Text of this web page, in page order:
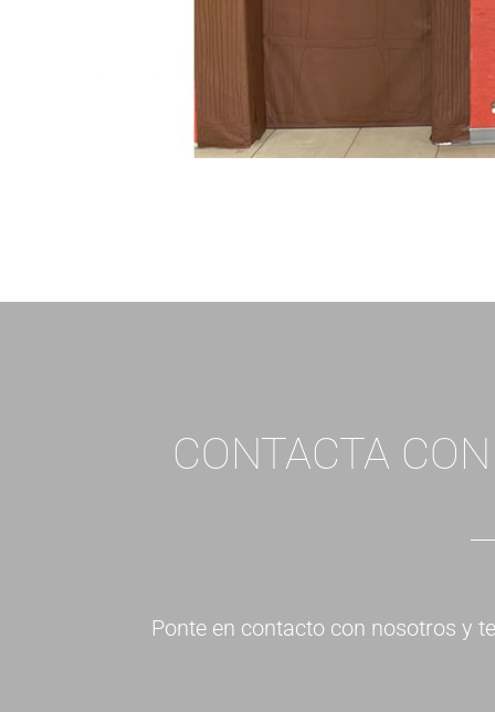
CONTACTA
Ponte en contacto con nosotros y